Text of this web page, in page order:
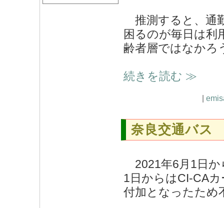
推測すると、通
困るのが毎日は利
齢者層ではなかろ
続きを読む ≫
|
奈良交通バス
2021年6月1日か
1日からはCI-CA
付加となったため